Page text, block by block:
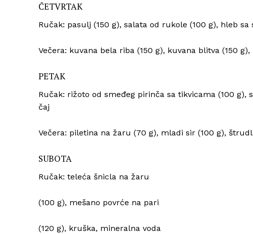
ČETVRTAK
Ručak: pasulj (150 g), salata od rukole (100 g), hleb
Večera: kuvana bela riba (150 g), kuvana blitva (150
PETAK
Ručak: rižoto od smeđeg pirinča sa tikvicama (100 g),
čaj
Večera: piletina na žaru (70 g), mladi sir (100 g),
SUBOTA
Ručak: teleća šnicla na žaru
(100 g), mešano povrće na pari
(120 g), kruška, mineralna voda